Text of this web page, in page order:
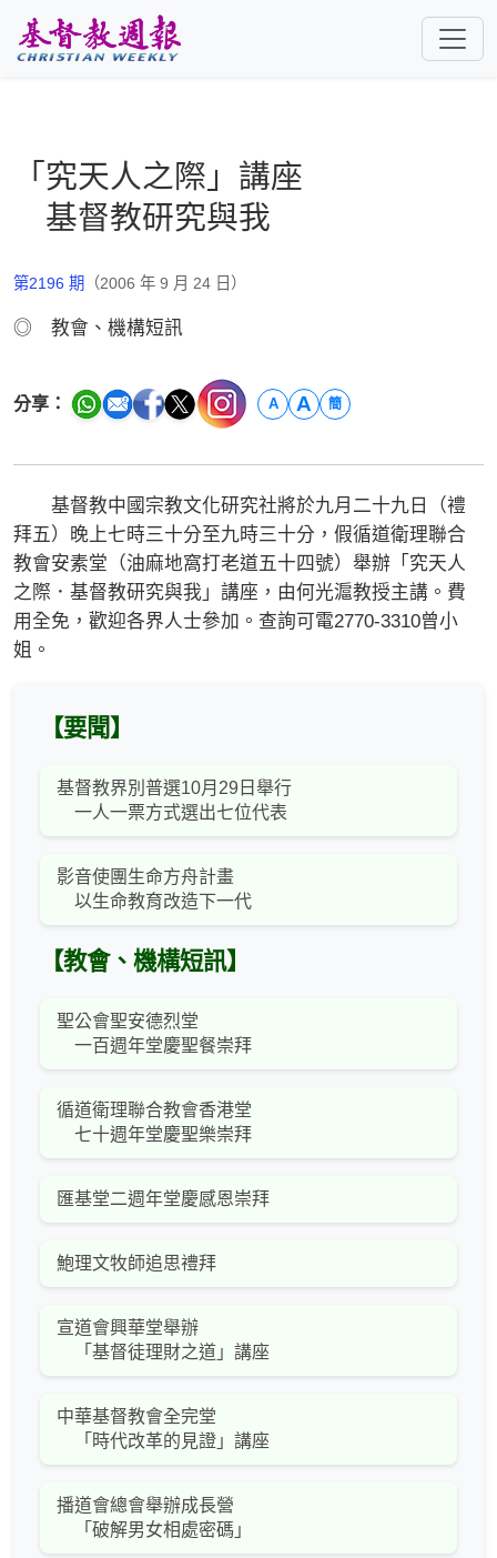
「究天人之際」講座
基督教研究與我
第2196 期 （2006 年 9 月 24 日）
◎ 教會、機構短訊
分享： A A 簡
基督教中國宗教文化研究社將於九月二十九日（禮
拜五）晚上七時三十分至九時三十分，假循道衛理聯合
教會安素堂（油麻地窩打老道五十四號）舉辦「究天人
之際．基督教研究與我」講座，由何光滬教授主講。費
用全免，歡迎各界人士參加。查詢可電2770-3310曾小
姐。
【要聞】
基督教界別普選10月29日舉行
一人一票方式選出七位代表
影音使團生命方舟計畫
以生命教育改造下一代
【教會、機構短訊】
聖公會聖安德烈堂
一百週年堂慶聖餐崇拜
循道衛理聯合教會香港堂
七十週年堂慶聖樂崇拜
匯基堂二週年堂慶感恩崇拜
鮑理文牧師追思禮拜
宣道會興華堂舉辦
「基督徒理財之道」講座
中華基督教會全完堂
「時代改革的見證」講座
播道會總會舉辦成長營
「破解男女相處密碼」